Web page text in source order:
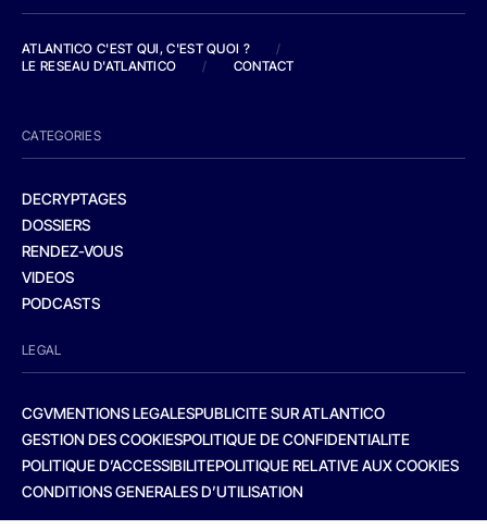
ATLANTICO C'EST QUI, C'EST QUOI ?
/
LE RESEAU D'ATLANTICO
/ CONTACT
CATEGORIES
DECRYPTAGES
DOSSIERS
RENDEZ-VOUS
VIDEOS
PODCASTS
LEGAL
CGVMENTIONS LEGALESPUBLICITE SUR ATLANTICO
GESTION DES COOKIESPOLITIQUE DE CONFIDENTIALITE
POLITIQUE D’ACCESSIBILITEPOLITIQUE RELATIVE AUX COOKIES
CONDITIONS GENERALES D’UTILISATION